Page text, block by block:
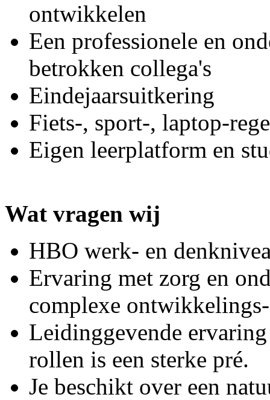
ontwikkelen
Een professionele en
betrokken collega's
Eindejaarsuitkering
Fiets-, sport-, laptop-
Eigen leerplatform en
Wat vragen wij
HBO werk- en
Ervaring met zorg en
complexe
Leidinggevende
rollen is een sterke pré.
Je beschikt over een